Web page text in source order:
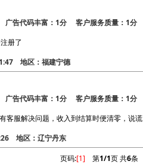
告代码丰富：1分 客户服务质量：1分
册了
地区：福建宁德
告代码丰富：1分 客户服务质量：1分
客服解决问题，收入到结算时便清零，说
地区：辽宁丹东
页码:[1] 第1/1页 共6条